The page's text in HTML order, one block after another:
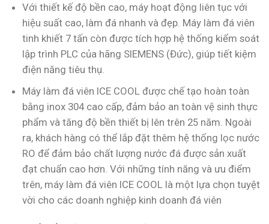
Với thiết kế độ bền cao, máy hoạt động liên tục với
hiệu suất cao, làm đá nhanh và đẹp. Máy làm đá viên
tinh khiết 7 tấn còn được tích hợp hệ thống kiểm soát
lập trình PLC của hãng SIEMENS (Đức), giúp tiết kiệm
điện năng tiêu thụ.
Máy làm đá viên ICE COOL được chế tạo hoàn toàn
bằng inox 304 cao cấp, đảm bảo an toàn vệ sinh thực
phẩm và tăng độ bền thiết bị lên trên 25 năm. Ngoài
ra, khách hàng có thể lắp đặt thêm hệ thống lọc nước
RO để đảm bảo chất lượng nước đá được sản xuất
đạt chuẩn cao hơn. Với những tính năng và ưu điểm
trên, máy làm đá viên ICE COOL là một lựa chọn tuyệt
vời cho các doanh nghiệp kinh doanh đá viên